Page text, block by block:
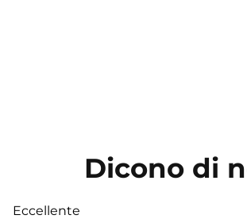
Dicono di
Eccellente